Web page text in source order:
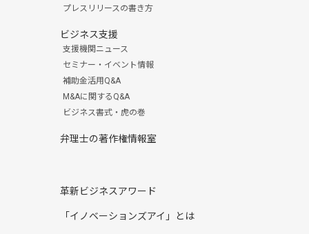
プレスリリースの書き方
ビジネス支援
支援機関ニュース
セミナー・イベント情報
補助金活用Q&A
M&Aに関するQ&A
ビジネス書式・虎の巻
弁理士の著作権情報室
革新ビジネスアワード
「イノベーションズアイ」とは